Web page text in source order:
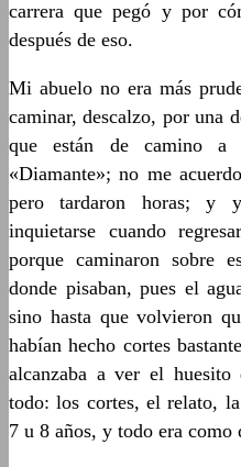
carrera que pegó y por
después de eso.
Mi abuelo no era más
caminar, descalzo, por una
que están de camino a
«Diamante»; no me
pero tardaron horas; y
inquietarse cuando
porque caminaron sobre
donde pisaban, pues el
sino hasta que volvieron
habían hecho cortes
alcanzaba a ver el
todo: los cortes, el relato,
7 u 8 años, y todo era como